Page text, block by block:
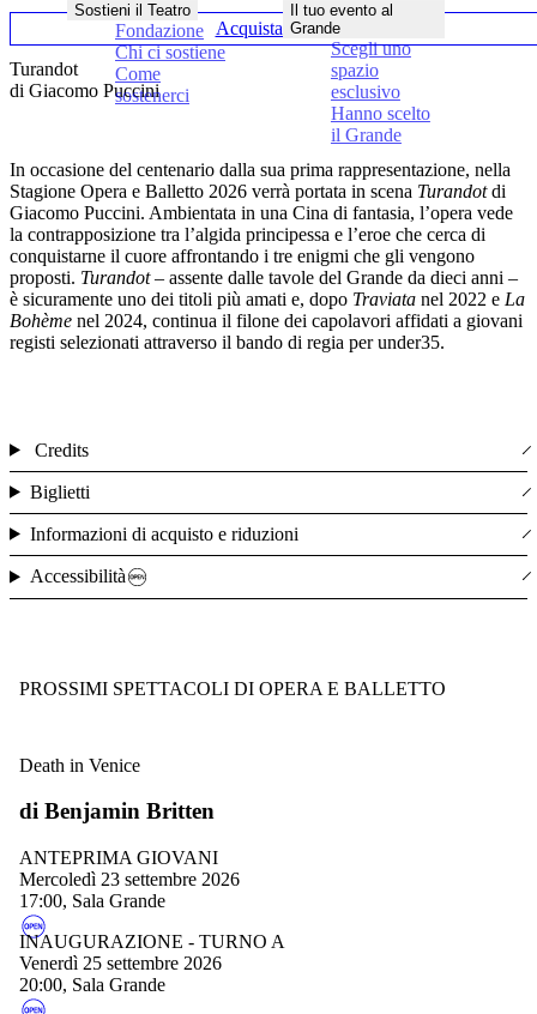
Sostieni il Teatro
Fondazione
Chi ci sostiene
Come
sostenerci
Il tuo evento al
Grande
Scegli uno
spazio
esclusivo
Hanno scelto
il Grande
Acquista online
Turandot
di Giacomo Puccini
In occasione del centenario dalla sua prima rappresentazione, nella
Stagione Opera e Balletto 2026 verrà portata in scena Turandotdi
Giacomo Puccini. Ambientata in una Cina di fantasia, l’opera vede
la contrapposizione tra l’algida principessa e l’eroe che cerca di
conquistarne il cuore affrontando i tre enigmi che gli vengono
proposti. Turandot– assente dalle tavole del Grande da dieci anni –
è sicuramente uno dei titoli più amati e, dopo Traviata nel 2022 e La
Bohème nel 2024, continua il filone dei capolavori affidati a giovani
registi selezionati attraverso il bando di regia per under35.
Credits
Biglietti
Informazioni di acquisto e riduzioni
Accessibilità
PROSSIMI SPETTACOLI DI OPERA E BALLETTO
Death in Venice
di Benjamin Britten
ANTEPRIMA GIOVANI
mercoledì 23 settembre 2026
17:00, Sala Grande
INAUGURAZIONE - TURNO A
venerdì 25 settembre 2026
20:00, Sala Grande